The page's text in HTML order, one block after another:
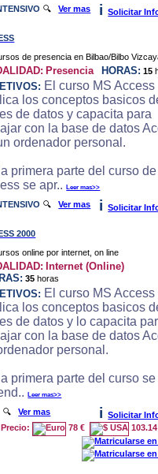
🔍Ver mas i Solicitar
Presencia HORAS: 15
El curso MS Access
los conceptos basicos
de datos y capacita para
con la base de datos
ordenador personal.
primera parte del curso de
se apr..Leer mas>>
🔍Ver mas i Solicitar
2000
Internet (Online)
35 horas
El curso MS
los conceptos basicos
de datos y lo capacita
con la base de datos
personal.
primera parte del curso se
Leer mas>>
🔍Ver mas i
Solicitar
Precio:
78 €